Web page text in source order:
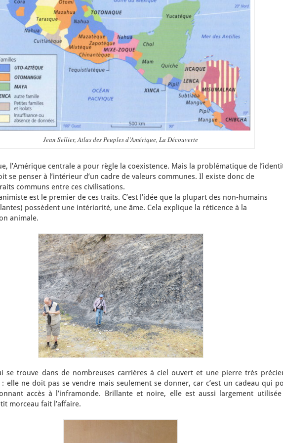
Jean Sellier, Atlas des Peuples d’Amérique, La Découverte
l’Amérique centrale a pour règle la coexistence. Mais la problématique de
se penser à l’intérieur d’un cadre de valeurs communes. Il existe donc de
communs entre ces civilisations.
est le premier de ces traits. C’est l’idée que la plupart des non-humains
possèdent une intériorité, une âme. Cela explique la réticence à la
animale.
se trouve dans de nombreuses carrières à ciel ouvert et une pierre très
elle ne doit pas se vendre mais seulement se donner, car c’est un cadeau qui
accès à l’inframonde. Brillante et noire, elle est aussi largement
morceau fait l’affaire.